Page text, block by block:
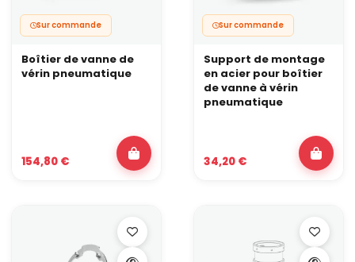
Sur commande
Boîtier de vanne de
vérin pneumatique
154,80 €
Sur commande
Support de montage
en acier pour boîtier
de vanne à vérin
pneumatique
34,20 €